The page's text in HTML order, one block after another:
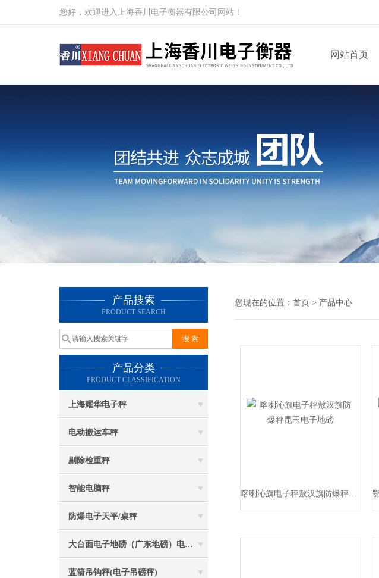
您好，欢迎进入上海香川电子衡器有限公司网站！
网站首页
产品搜索
PRODUCT SEARCH
产品分类
PRODUCT CLASSIFICATION
上海耀华电子秤
电动搬运车秤
剔除检重秤
智能电脑秤
防爆电子天平/桌秤
大台面电子地磅（广东地磅）电子汽车衡
蓝箭吊钩秤(电子吊磅秤)
您现在的位置： 首页 > 产品中心
喀喇沁旗电子秤敖汉旗防爆秤昆玉电子地磅